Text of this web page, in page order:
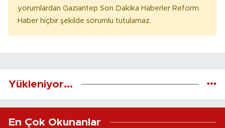
yorumlardan Gaziantep Son Dakika Haberler Reform
Haber hiçbir şekilde sorumlu tutulamaz.
Yükleniyor...
En Çok Okunanlar